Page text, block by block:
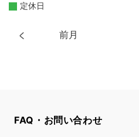
前月
定休日
FAQ・お問い合わせ